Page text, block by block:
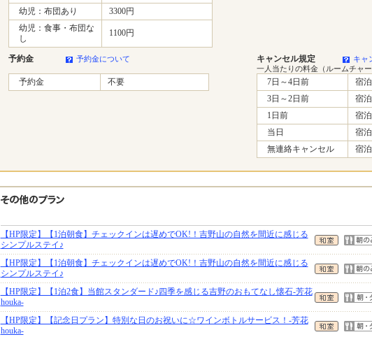
幼児：布団あり
3300円
幼児：食事・布団な
し
1100円
予約金 予約金について キャンセル規定
キャ
一人当たりの料金（ルームチャ
予約金 不要 7日～4日前
宿
3日～2日前
宿
1日前
宿
当日
宿
無連絡キャンセル
宿
【HP限定】【1泊朝食】チェックインは遅めでOK!！吉野山の自然を間近に感じる
シンプルステイ♪
【HP限定】【1泊朝食】チェックインは遅めでOK!！吉野山の自然を間近に感じる
シンプルステイ♪
【HP限定】【1泊2食】当館スタンダード♪四季を感じる吉野のおもてなし懐石-芳花
houka-
【HP限定】【記念日プラン】特別な日のお祝いに☆ワインボトルサービス！-芳花
houka-